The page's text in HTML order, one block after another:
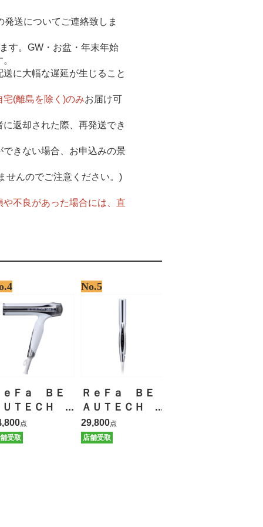
送についてご連絡致しま
す。GW・お盆・年末年始
に大幅な遅延が生じること
(離島を除く)のみお届け可
返却された際、再発送でき
きない場合、お申込みの景
せんのでご注意ください。)
不良があった場合には、直
ｅＦａ ＢＥ
ＵＴＥＣＨ
ＲＹＥＲ Ｓ
ＡＲＴ Ｗ
点
受取
No.5
ＲｅＦａ ＢＥ
ＡＵＴＥＣＨ
ＳＴＲＡＩＧＨ
Ｔ ＩＲＯＮ
29,800点
店舗受取